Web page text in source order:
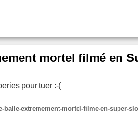
mortel filmé en
pour tuer :-(
balle-extremement-mortel-filme-en-super-